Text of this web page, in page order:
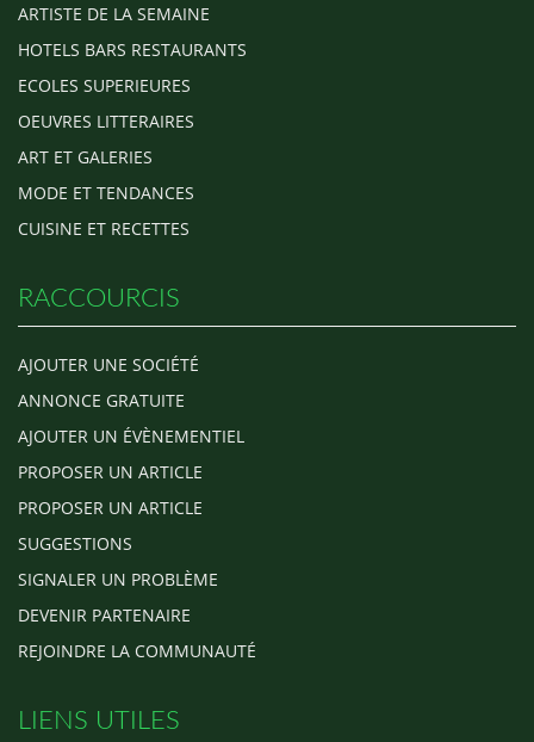
ARTISTE DE LA SEMAINE
HOTELS BARS RESTAURANTS
ECOLES SUPERIEURES
OEUVRES LITTERAIRES
ART ET GALERIES
MODE ET TENDANCES
CUISINE ET RECETTES
RACCOURCIS
AJOUTER UNE SOCIÉTÉ
ANNONCE GRATUITE
AJOUTER UN ÉVÈNEMENTIEL
PROPOSER UN ARTICLE
PROPOSER UN ARTICLE
SUGGESTIONS
SIGNALER UN PROBLÈME
DEVENIR PARTENAIRE
REJOINDRE LA COMMUNAUTÉ
LIENS UTILES